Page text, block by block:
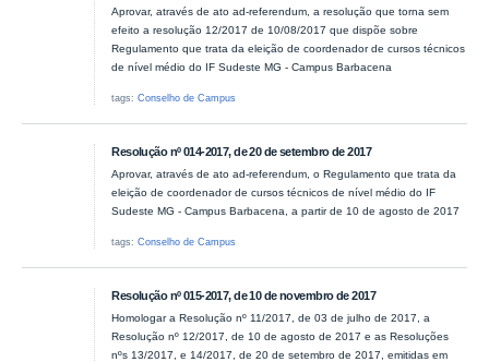
Aprovar, através de ato ad-referendum, a resolução que torna sem
efeito a resolução 12/2017 de 10/08/2017 que dispõe sobre
Regulamento que trata da eleição de coordenador de cursos técnicos
de nível médio do IF Sudeste MG - Campus Barbacena
tags:Conselho de Campus
Resolução nº 014-2017, de 20 de setembro de 2017
Aprovar, através de ato ad-referendum, o Regulamento que trata da
eleição de coordenador de cursos técnicos de nível médio do IF
Sudeste MG - Campus Barbacena, a partir de 10 de agosto de 2017
tags:Conselho de Campus
Resolução nº 015-2017, de 10 de novembro de 2017
Homologar a Resolução nº 11/2017, de 03 de julho de 2017, a
Resolução nº 12/2017, de 10 de agosto de 2017 e as Resoluções
nºs 13/2017, e 14/2017, de 20 de setembro de 2017, emitidas em